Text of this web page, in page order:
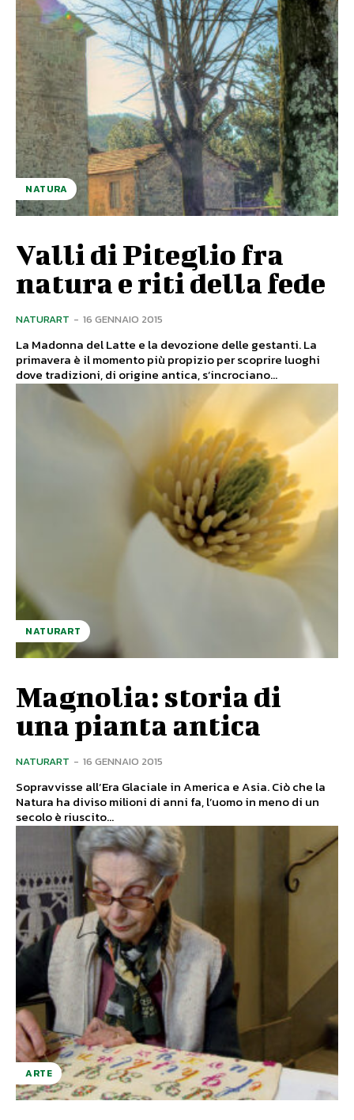
NATURA
Valli di Piteglio fra
natura e riti della fede
NATURART - 16 GENNAIO 2015
La Madonna del Latte e la devozione delle gestanti. La
primavera è il momento più propizio per scoprire luoghi
dove tradizioni, di origine antica, s’incrociano...
NATURART
Magnolia: storia di
una pianta antica
NATURART - 16 GENNAIO 2015
Sopravvisse all’Era Glaciale in America e Asia. Ciò che la
Natura ha diviso milioni di anni fa, l’uomo in meno di un
secolo è riuscito...
ARTE